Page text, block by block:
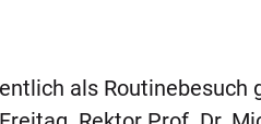
als